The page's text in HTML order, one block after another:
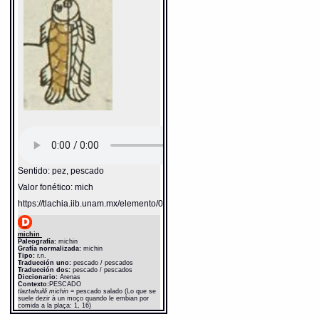
hallaredes] pescados blancos (Lo que se suele
dezir à un moço quando le embian por comida a
la plaça: 1, 17)
Fuente:1611 Arenas
ch-- c$--
Gran Diccionario Náhuatl [en línea].
Universidad Nacional Autónoma de México
[Ciudad Universitaria, México D.F.]: 2012 [29-
08-2020]. Disponible en la Web
http://www.gdn.unam.mx/contexto/10997
Sentido: pez, pescado
Valor fonético: mich
https://tlachia.iib.unam.mx/elemento/02.03.05
michin
Paleografía:michin
Grafía normalizada:michin
Tipo:r.n.
Traducción uno:pescado / pescados
Traducción dos:pescado / pescados
Diccionario: Arenas
Contexto:PESCADO
tlaztahuilli michin = pescado salado (Lo que se
suele dezir à un moço quando le embian por
comida a la plaça: 1, 16)